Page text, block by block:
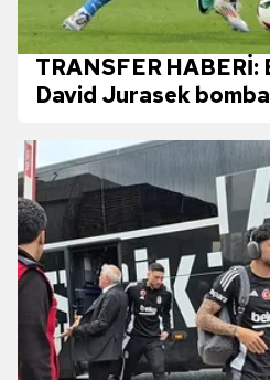
TRANSFER
David Jurasek